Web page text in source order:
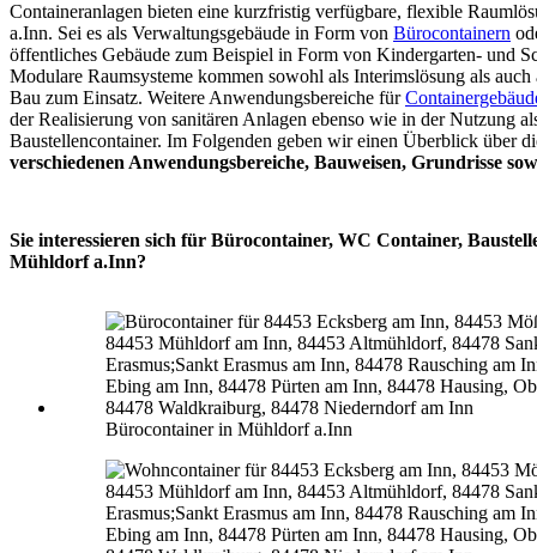
Containeranlagen bieten eine kurzfristig verfügbare, flexible
a.Inn. Sei es als Verwaltungsgebäude in Form von Bürocontainern
öffentliches Gebäude zum Beispiel in Form von Kindergarten- und
Modulare Raumsysteme kommen sowohl als Interimslösung als auch
Bau zum Einsatz. Weitere Anwendungsbereiche für
der Realisierung von sanitären Anlagen ebenso wie in der Nutzung
Baustellencontainer. Im Folgenden geben wir einen Überblick über
verschiedenen Anwendungsbereiche, Bauweisen, Grundrisse
Sie interessieren sich für Bürocontainer, WC Container,
Mühldorf a.Inn?
Bürocontainer in Mühldorf a.Inn